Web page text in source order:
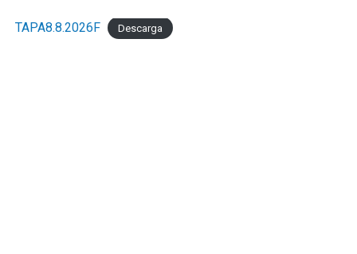
TAPA8.8.2026F Descarga